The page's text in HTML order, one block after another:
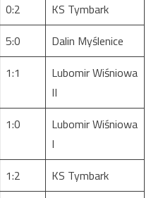
0:2
KS Tymbark
5:0
Dalin Myślenice
1:1
Lubomir Wiśniowa
II
1:0
Lubomir Wiśniowa
I
1:2
KS Tymbark